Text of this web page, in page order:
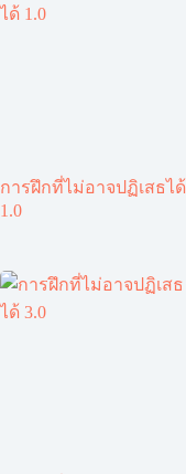
การฝึกที่ไม่อาจปฏิเสธได้
1.0